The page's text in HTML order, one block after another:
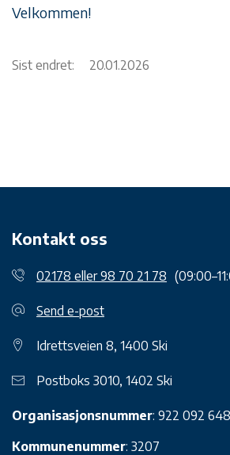
Velkommen!
Sist endret: 20.01.2026
Kontakt oss
02178 eller 98 70 21 78
Send e-post
Idrettsveien 8, 1400 Ski
Postboks 3010, 1402 Ski
Organisasjonsnummer: 922 092 648
Kommunenummer: 3207